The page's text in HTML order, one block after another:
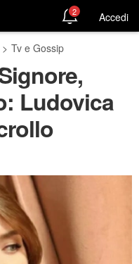
2 Accedi
> Tv e Gossip
Ludovica